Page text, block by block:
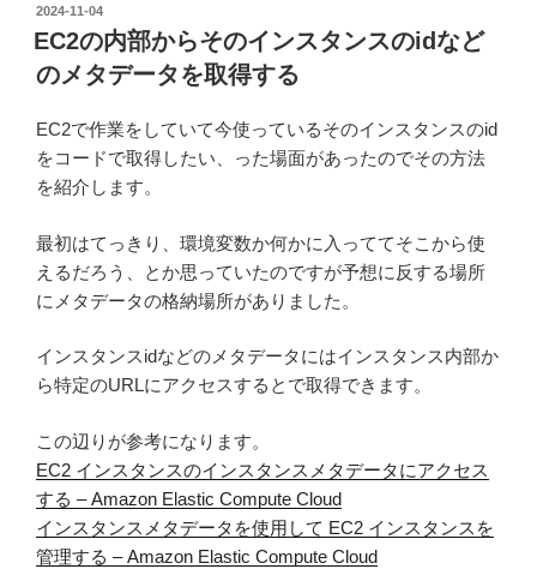
e
b
o
o
k
er
bl
r
投
稿
日:
2024-11-04
EC2の内部からそのインスタンスのidなど
のメタデータを取得する
EC2で作業をしていて今使っているそのインスタンスのid
をコードで取得したい、った場面があったのでその方法
を紹介します。
最初はてっきり、環境変数か何かに入っててそこから使
えるだろう、とか思っていたのですが予想に反する場所
にメタデータの格納場所がありました。
インスタンスidなどのメタデータにはインスタンス内部か
ら特定のURLにアクセスするとで取得できます。
この辺りが参考になります。
EC2 インスタンスのインスタンスメタデータにアクセス
する – Amazon Elastic Compute Cloud
インスタンスメタデータを使用して EC2 インスタンスを
管理する – Amazon Elastic Compute Cloud